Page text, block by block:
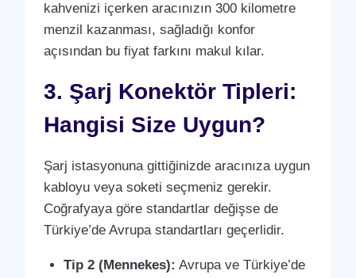
kahvenizi içerken aracınızın 300 kilometre
menzil kazanması, sağladığı konfor
açısından bu fiyat farkını makul kılar.
3. Şarj Konektör Tipleri:
Hangisi Size Uygun?
Şarj istasyonuna gittiğinizde aracınıza uygun
kabloyu veya soketi seçmeniz gerekir.
Coğrafyaya göre standartlar değişse de
Türkiye’de Avrupa standartları geçerlidir.
Tip 2 (Mennekes): Avrupa ve Türkiye’de